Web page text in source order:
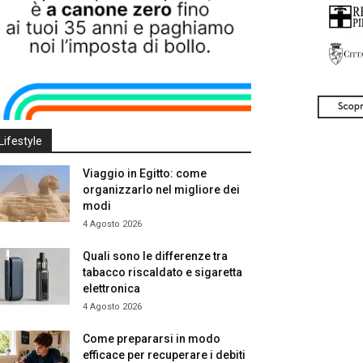
Viaggio in Egitto: come
organizzarlo nel migliore dei
modi
4 Agosto 2026
Quali sono le differenze tra
tabacco riscaldato e sigaretta
elettronica
4 Agosto 2026
Come prepararsi in modo
efficace per recuperare i debiti